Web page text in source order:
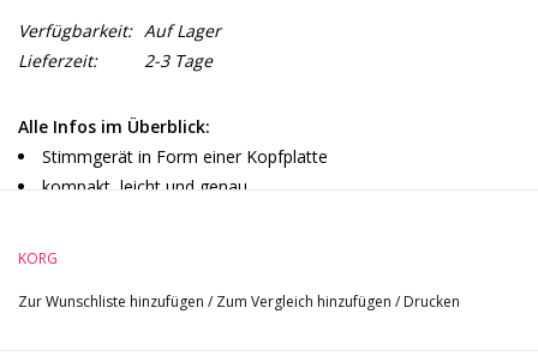
Verfügbarkeit: Auf Lager
Lieferzeit:
2-3 Tage
Alle Infos im Überblick:
Stimmgerät in Form einer Kopfplatte
kompakt, leicht und genau
KORG
Zur Wunschliste hinzufügen / Zum Vergleich hinzufügen / Drucken